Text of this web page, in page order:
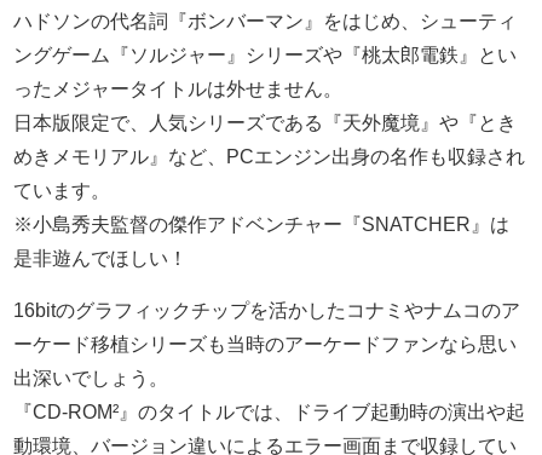
ハドソンの代名詞『ボンバーマン』をはじめ、シューティ
ングゲーム『ソルジャー』シリーズや『桃太郎電鉄』とい
ったメジャータイトルは外せません。
日本版限定で、人気シリーズである『天外魔境』や『とき
めきメモリアル』など、PCエンジン出身の名作も収録され
ています。
※小島秀夫監督の傑作アドベンチャー『SNATCHER』は
是非遊んでほしい！
16bitのグラフィックチップを活かしたコナミやナムコのア
ーケード移植シリーズも当時のアーケードファンなら思い
出深いでしょう。
『CD-ROM²』のタイトルでは、ドライブ起動時の演出や起
動環境、バージョン違いによるエラー画面まで収録してい